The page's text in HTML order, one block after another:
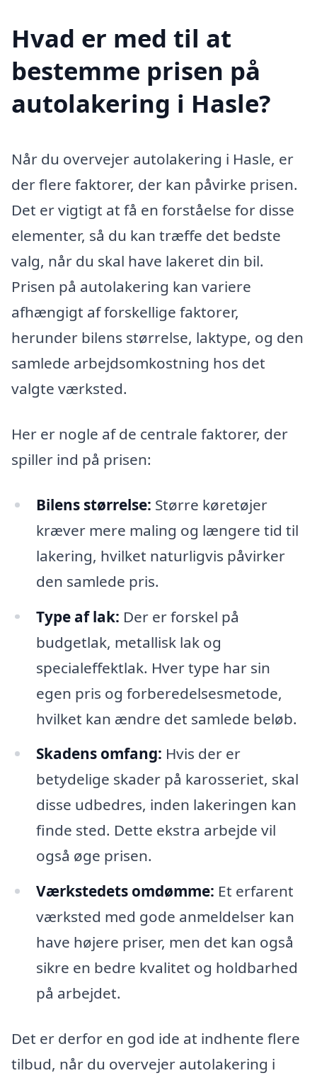
Hvad er med til at
bestemme prisen på
autolakering i Hasle?
Når du overvejer autolakering i Hasle, er
der flere faktorer, der kan påvirke prisen.
Det er vigtigt at få en forståelse for disse
elementer, så du kan træffe det bedste
valg, når du skal have lakeret din bil.
Prisen på autolakering kan variere
afhængigt af forskellige faktorer,
herunder bilens størrelse, laktype, og den
samlede arbejdsomkostning hos det
valgte værksted.
Her er nogle af de centrale faktorer, der
spiller ind på prisen:
Bilens størrelse: Større køretøjer
kræver mere maling og længere tid til
lakering, hvilket naturligvis påvirker
den samlede pris.
Type af lak: Der er forskel på
budgetlak, metallisk lak og
specialeffektlak. Hver type har sin
egen pris og forberedelsesmetode,
hvilket kan ændre det samlede beløb.
Skadens omfang: Hvis der er
betydelige skader på karosseriet, skal
disse udbedres, inden lakeringen kan
finde sted. Dette ekstra arbejde vil
også øge prisen.
Værkstedets omdømme: Et erfarent
værksted med gode anmeldelser kan
have højere priser, men det kan også
sikre en bedre kvalitet og holdbarhed
på arbejdet.
Det er derfor en god ide at indhente flere
tilbud, når du overvejer autolakering i